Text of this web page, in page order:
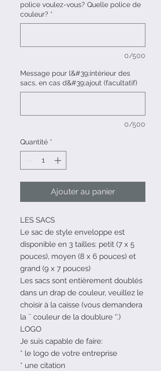
police voulez-vous? Quelle police de
couleur? *
0/500
Message pour l&#39;intérieur des
sacs, en cas d&#39;ajout (facultatif)
0/500
Quantité *
Ajouter au panier
LES SACS
Le sac de style enveloppe est
disponible en 3 tailles: petit (7 x 5
pouces), moyen (8 x 6 pouces) et
grand (9 x 7 pouces)
Les sacs sont entièrement doublés
dans un drap de couleur, veuillez le
choisir à la caisse (vous demandera
la `` couleur de la doublure ''.)
LOGO
Je suis capable de faire:
* le logo de votre entreprise
* une citation